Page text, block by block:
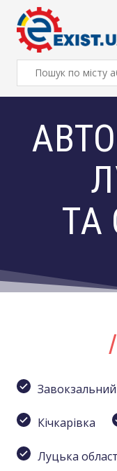
ТА
Завокзальний
Кічкарівка
Луцька